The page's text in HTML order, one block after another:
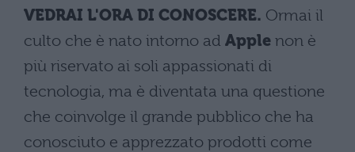
VEDRAI L'ORA DI CONOSCERE. Ormai il
culto che è nato intorno ad Apple non è
più riservato ai soli appassionati di
tecnologia, ma è diventata una questione
che coinvolge il grande pubblico che ha
conosciuto e apprezzato prodotti come